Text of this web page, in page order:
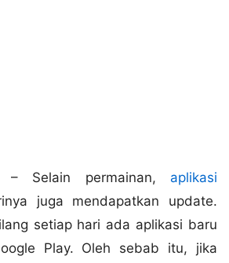
– Selain permainan, aplikasi
juga mendapatkan update.
setiap hari ada aplikasi baru
Play. Oleh sebab itu, jika